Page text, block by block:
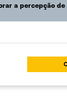
a percepção